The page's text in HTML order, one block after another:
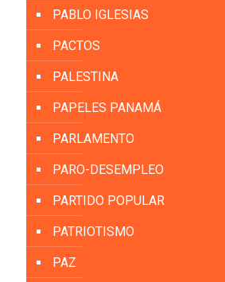
PABLO IGLESIAS
PACTOS
PALESTINA
PAPELES PANAMÁ
PARLAMENTO
PARO-DESEMPLEO
PARTIDO POPULAR
PATRIOTISMO
PAZ